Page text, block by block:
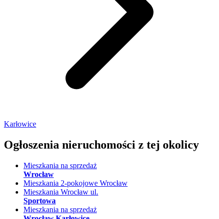
Karłowice
Ogłoszenia nieruchomości z tej okolicy
Mieszkania na sprzedaż
Wrocław
Mieszkania 2-pokojowe Wrocław
Mieszkania Wrocław ul.
Sportowa
Mieszkania na sprzedaż